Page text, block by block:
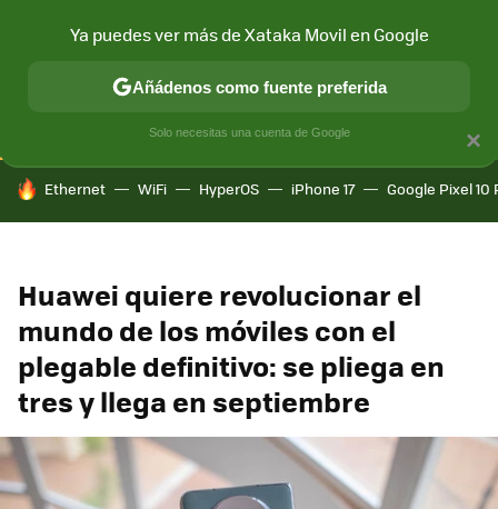
CONECTIVIDAD MÓVIL Y SOCIEDAD APLICACIONES
HOY SE HABLA DE
Ethernet WiFi HyperOS iPhone 17 Google Pixel 10
Huawei quiere revolucionar el
mundo de los móviles con el
plegable definitivo: se pliega en
tres y llega en septiembre
×
Ya puedes ver más de Xataka Movil en Google
Añádenos como fuente preferida
Solo necesitas una cuenta de Google